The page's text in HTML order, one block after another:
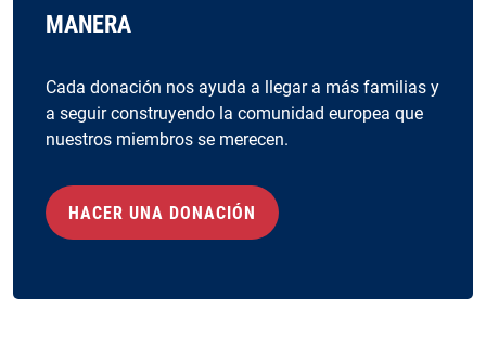
MANERA
Cada donación nos ayuda a llegar a más familias y
a seguir construyendo la comunidad europea que
nuestros miembros se merecen.
HACER UNA DONACIÓN